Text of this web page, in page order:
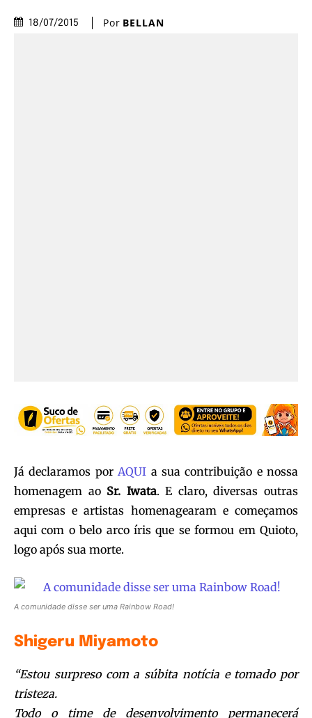
18/07/2015 Por BELLAN
Já declaramos porAQUI a sua contribuição e nossa
homenagem aoSr. Iwata. E claro, diversas outras
empresas e artistas homenagearam e começamos
aqui com o belo arco íris que se formou em Quioto,
logo após sua morte.
A comunidade disse ser uma Rainbow Road!
Shigeru Miyamoto
“Estou surpreso com a súbita notícia e tomado por
tristeza.
Todo o time de desenvolvimento permanecerá